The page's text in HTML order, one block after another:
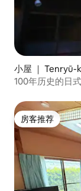
小屋 ｜ Tenryū-
100年历史的日
房客推荐
房客推荐